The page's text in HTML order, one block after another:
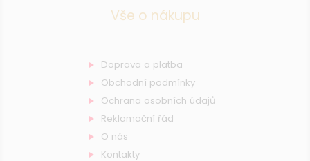
Vše o nákupu
Doprava a platba
Obchodní podmínky
Ochrana osobních údajů
Reklamační řád
O nás
Kontakty